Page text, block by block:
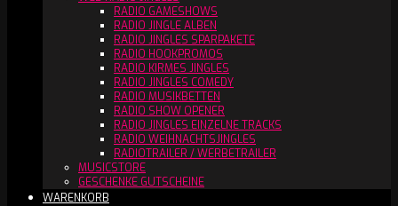
RADIO GAMESHOWS
RADIO JINGLE ALBEN
RADIO JINGLES SPARPAKETE
RADIO HOOKPROMOS
RADIO KIRMES JINGLES
RADIO JINGLES COMEDY
RADIO MUSIKBETTEN
RADIO SHOW OPENER
RADIO JINGLES EINZELNE TRACKS
RADIO WEIHNACHTSJINGLES
RADIOTRAILER / WERBETRAILER
MUSICSTORE
GESCHENKE GUTSCHEINE
WARENKORB